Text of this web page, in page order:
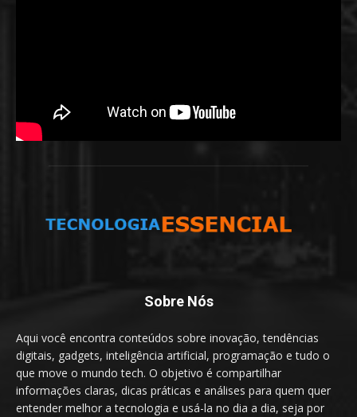
Sobre Nós
Aqui você encontra conteúdos sobre inovação, tendências
digitais, gadgets, inteligência artificial, programação e tudo o
que move o mundo tech. O objetivo é compartilhar
informações claras, dicas práticas e análises para quem quer
entender melhor a tecnologia e usá-la no dia a dia, seja por